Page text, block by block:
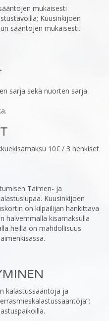
mukaisesti
‎Kuusinkijoen
sääntöjen mukaisesti.
sarja sekä nuorten sarja
10€ / 3 henkiset
Taimen- ja
Kuusinkijoen
on kilpailijan hankittava
‎halvemmalla kisamaksulla
heillä on mahdollisuus
kalastussääntöjä ja